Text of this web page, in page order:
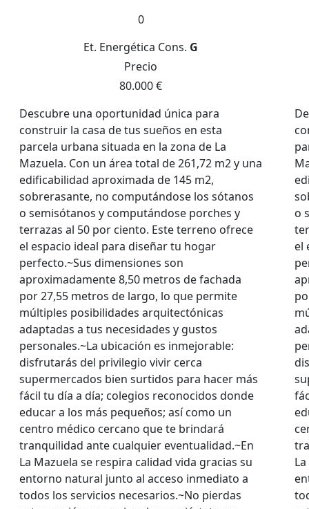
0
Et. Energética Cons. G
Precio
80.000 €
Descubre una oportunidad única para
construir la casa de tus sueños en esta
parcela urbana situada en la zona de La
Mazuela. Con un área total de 261,72 m2 y una
edificabilidad aproximada de 145 m2,
sobrerasante, no computándose los sótanos
o semisótanos y computándose porches y
terrazas al 50 por ciento. Este terreno ofrece
el espacio ideal para diseñar tu hogar
perfecto.~Sus dimensiones son
aproximadamente 8,50 metros de fachada
por 27,55 metros de largo, lo que permite
múltiples posibilidades arquitectónicas
adaptadas a tus necesidades y gustos
personales.~La ubicación es inmejorable:
disfrutarás del privilegio vivir cerca
supermercados bien surtidos para hacer más
fácil tu día a día; colegios reconocidos donde
educar a los más pequeños; así como un
centro médico cercano que te brindará
tranquilidad ante cualquier eventualidad.~En
La Mazuela se respira calidad vida gracias su
entorno natural junto al acceso inmediato a
todos los servicios necesarios.~No pierdas
o
el